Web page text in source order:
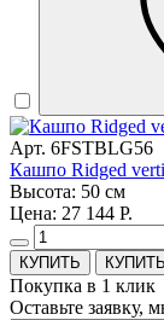
Арт. 6FSTBLG56
Кашпо Ridged
Высота: 50 см
Цена: 27 144 Р.
Покупка в 1 клик
Оставьте заявку,